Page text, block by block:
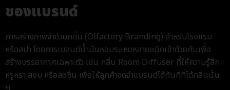
ของแบรนด์
การสร้างภาพจำด้วยกลิ่น (Olfactory Branding) สำหรับโรงแรม
หรือสปา โดยการเบลนด์น้ำมันหอมระเหยหลายชนิดเข้าด้วยกันเพื่อ
สร้างบรรยากาศเฉพาะตัว เช่น กลิ่น Room Diffuser ที่ให้ความรู้สึก
หรูหรา สงบ หรือสดชื่น เพื่อให้ลูกค้าจดจำแบรนด์ได้ทันทีที่ได้กลิ่นนั้น